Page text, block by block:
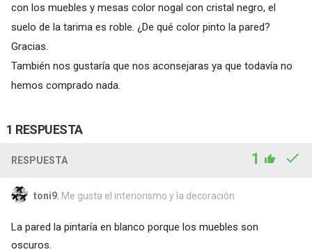
con los muebles y mesas color nogal con cristal negro, el
suelo de la tarima es roble. ¿De qué color pinto la pared?
Gracias.
También nos gustaría que nos aconsejaras ya que todavía no
hemos comprado nada.
1 RESPUESTA
RESPUESTA 1
toni9, Me gusta el interiorismo y la decoración
La pared la pintaría en blanco porque los muebles son
oscuros.